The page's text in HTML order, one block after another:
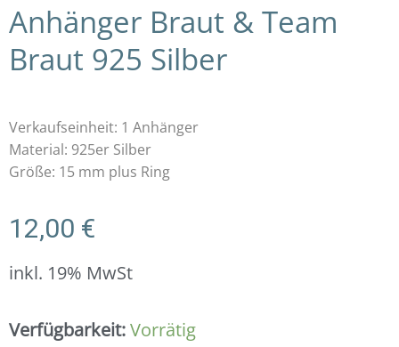
Anhänger Braut & Team
Braut 925 Silber
Verkaufseinheit: 1 Anhänger
Material: 925er Silber
Größe: 15 mm plus Ring
12,00 €
inkl. 19% MwSt
Verfügbarkeit:Vorrätig
Anhänger